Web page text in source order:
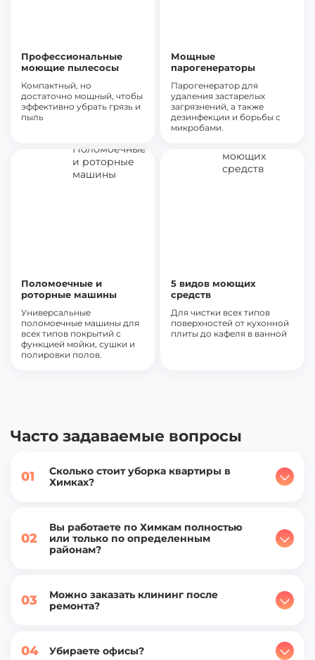
Профессиональные
моющие пылесосы
Компактный, но
достаточно мощный, чтобы
эффективно убрать грязь и
пыль
Мощные
парогенераторы
Парогенератор для
удаления застарелых
загрязнений, а также
дезинфекции и борьбы с
микробами.
Поломоечные и
роторные машины
Универсальные
поломоечные машины для
всех типов покрытий с
функцией мойки, сушки и
полировки полов.
5 видов моющих
средств
Для чистки всех типов
поверхностей от кухонной
плиты до кафеля в ванной
01
Сколько стоит уборка квартиры в
Химках?
02
Вы работаете по Химкам полностью
или только по определенным
районам?
03
Можно заказать клининг после
ремонта?
04 Убираете офисы?
Часто задаваемые вопросы